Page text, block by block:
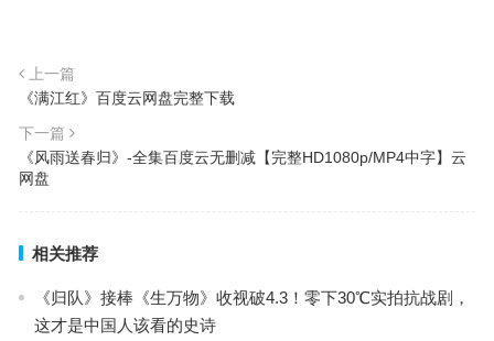
上一篇
《满江红》百度云网盘完整下载
下一篇
《风雨送春归》-全集百度云无删减【完整HD1080p/MP4中字】云
网盘
相关推荐
《归队》接棒《生万物》收视破4.3！零下30℃实拍抗战剧，
这才是中国人该看的史诗